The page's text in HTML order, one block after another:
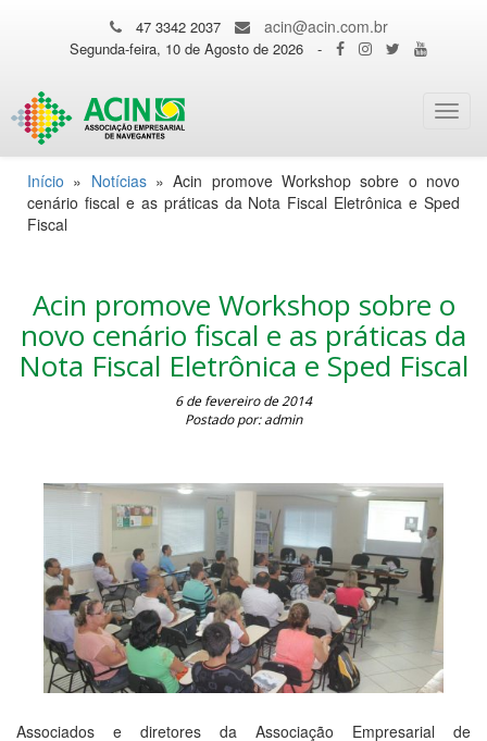
47 3342 2037 acin@acin.com.br
Segunda-feira, 10 de Agosto de 2026 -
Início » Notícias»Acin promove Workshop sobre o novo
cenário fiscal e as práticas da Nota Fiscal Eletrônica e Sped
Fiscal
Acin promove Workshop sobre o
novo cenário fiscal e as práticas da
Nota Fiscal Eletrônica e Sped Fiscal
6 de fevereiro de 2014
Postado por: admin
Associados e diretores da Associação Empresarial de